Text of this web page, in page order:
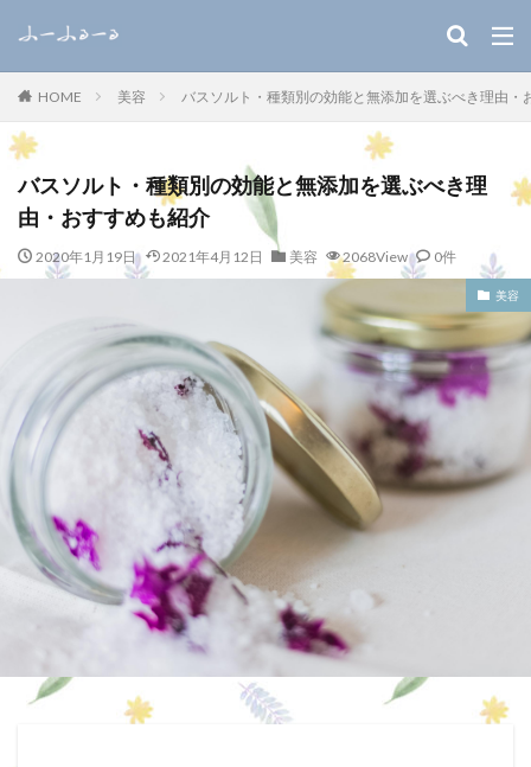
HOME 美容 バスソルト・種類別の効能と無添加を選ぶべき理由・
バスソルト・種類別の効能と無添加を選ぶべき理
由・おすすめも紹介
2020年1月19日 2021年4月12日 美容 2068View 0件
美容
デザイン
検索